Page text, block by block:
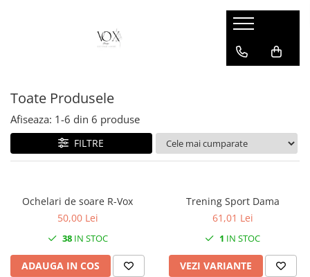
Toate Produsele
Afiseaza: 1-6 din 6 produse
FILTRE
Ochelari de soare R-Vox
50,00 Lei
38IN STOC
ADAUGA IN COS
Trening Sport Dama
61,01 Lei
1 IN STOC
VEZI VARIANTE